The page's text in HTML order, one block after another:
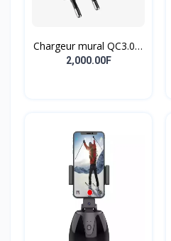
Chargeur mural QC3.0 à
charge rapide 18W,
2,000.00F